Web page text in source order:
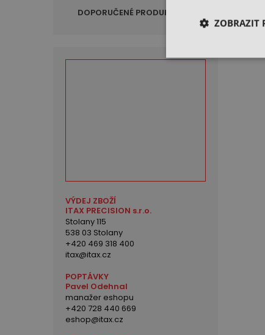
DOPORUČENÉ PRODUKTY
VÝDEJ ZBOŽÍ
ITAX PRECISION s.r.o.
Stolany 115
538 03 Stolany
+420 469 318 400
itax@itax.cz
POPTÁVKY
Pavel Odehnal
manažer eshopu
+420 728 440 669
eshop@itax.cz
ZOBRAZIT